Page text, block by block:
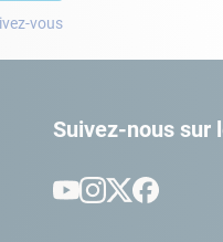
vous
Suivez-nous sur